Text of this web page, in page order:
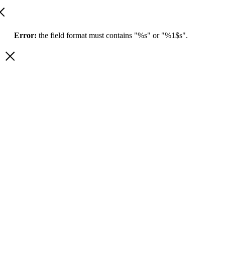
Error: the field format must contains "%s" or "%1$s".